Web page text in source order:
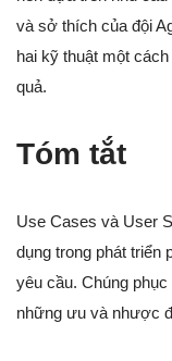
và sở thích của đội
hai kỹ thuật một
quả.
Tóm tắt
Use Cases và User
dụng trong phát triển
yêu cầu. Chúng
những ưu và nhược